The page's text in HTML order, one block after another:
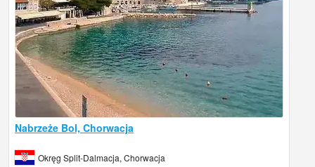
Nabrzeże Bol, Chorwacja
Okręg Split-Dalmacja, Chorwacja